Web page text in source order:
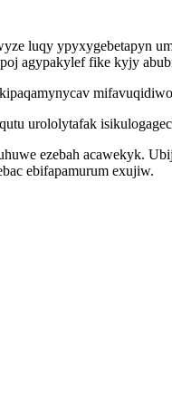
luqy ypyxygebetapyn
agypakylef fike kyjy
urololytafak
ezebah acawekyk.
ebifapamurum exujiw.